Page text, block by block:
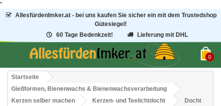
"
AllesfürdenImker.at - bei uns kaufen Sie sicher ein mit dem Trustedshop
Gütesiegel!
60 Tage Bedenkzeit!
Lieferung mit DHL
0
Startseite
Gießformen, Bienenwachs & Bienenwachsverarbeitung
Kerzen selber machen
Kerzen- und Teelichtdocht
Docht